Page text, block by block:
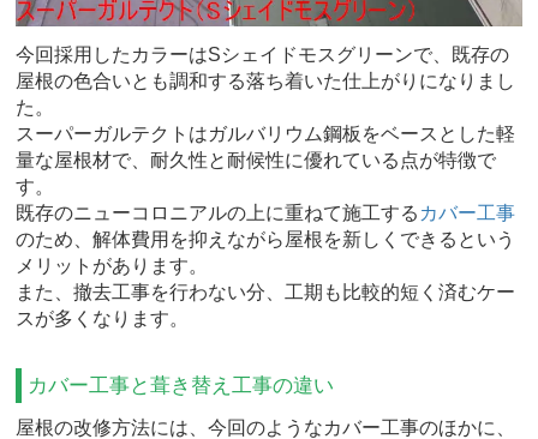
今回採用したカラーはSシェイドモスグリーンで、既存の
屋根の色合いとも調和する落ち着いた仕上がりになりまし
た。
スーパーガルテクトはガルバリウム鋼板をベースとした軽
量な屋根材で、耐久性と耐候性に優れている点が特徴で
す。
既存のニューコロニアルの上に重ねて施工する カバー工事
のため、解体費用を抑えながら屋根を新しくできるという
メリットがあります。
また、撤去工事を行わない分、工期も比較的短く済むケー
スが多くなります。
カバー工事と葺き替え工事の違い
屋根の改修方法には、今回のようなカバー工事のほかに、